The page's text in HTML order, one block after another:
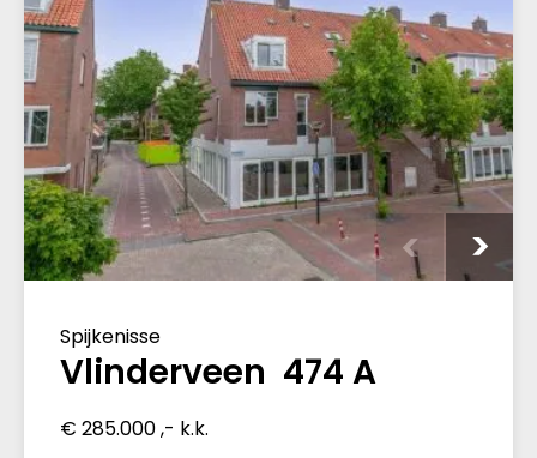
Spijkenisse
Vlinderveen 474 A
€ 285.000 ,- k.k.